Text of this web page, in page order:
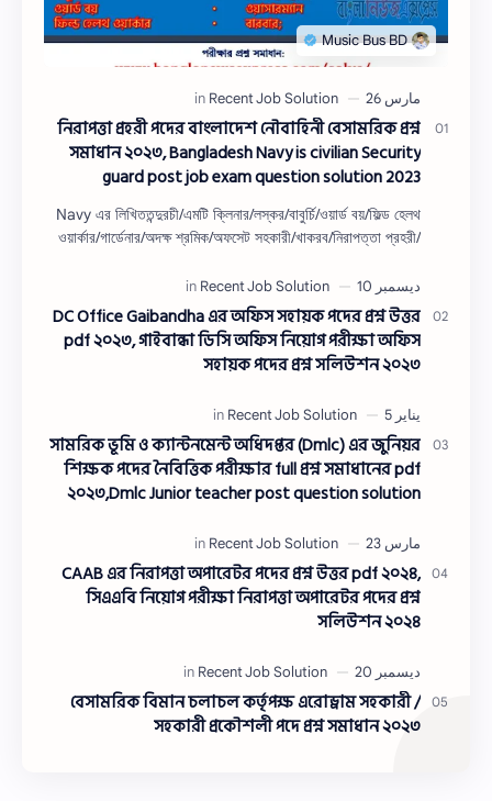
নিরাপত্তা প্রহরী পদের বাংলাদেশ নৌবাহিনী বেসামরিক প্রশ্ন
সমাধান ২০২৩, Bangladesh Navy is civilian Security
guard post job exam question solution 2023
Navy এর লিখিততন্দুরচী/এমটি ক্লিনার/লস্কর/বাবুর্চি/ওয়ার্ড বয়/ফিল্ড হেলথ
ওয়ার্কার/গার্ডেনার/অদক্ষ শ্রমিক/অফসেট সহকারী/খাকরব/নিরাপত্তা প্রহরী/
DC Office Gaibandha এর অফিস সহায়ক পদের প্রশ্ন উত্তর
pdf ২০২৩, গাইবান্ধা ডিসি অফিস নিয়োগ পরীক্ষা অফিস
সহায়ক পদের প্রশ্ন সলিউশন ২০২৩
সামরিক ভূমি ও ক্যান্টনমেন্ট অধিদপ্তর (Dmlc) এর জুনিয়র
শিক্ষক পদের নৈবিত্তিক পরীক্ষার full প্রশ্ন সমাধানের pdf
২০২৩,Dmlc Junior teacher post question solution
সমাধান ২০২৩
CAAB এর নিরাপত্তা অপারেটর পদের প্রশ্ন উত্তর pdf ২০২৪,
সিএএবি নিয়োগ পরীক্ষা নিরাপত্তা অপারেটর পদের প্রশ্ন
সলিউশন ২০২৪
বেসামরিক বিমান চলাচল কর্তৃপক্ষ এরোড্রাম সহকারী /
সহকারী প্রকৌশলী পদে প্রশ্ন সমাধান ২০২৩